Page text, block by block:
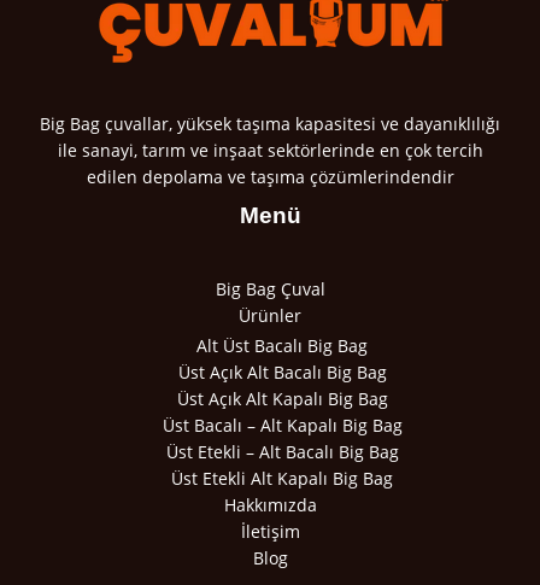
Big Bag çuvallar, yüksek taşıma kapasitesi ve dayanıklılığı
ile sanayi, tarım ve inşaat sektörlerinde en çok tercih
edilen depolama ve taşıma çözümlerindendir
Menü
Big Bag Çuval
Ürünler
Alt Üst Bacalı Big Bag
Üst Açık Alt Bacalı Big Bag
Üst Açık Alt Kapalı Big Bag
Üst Bacalı – Alt Kapalı Big Bag
Üst Etekli – Alt Bacalı Big Bag
Üst Etekli Alt Kapalı Big Bag
Hakkımızda
İletişim
Blog